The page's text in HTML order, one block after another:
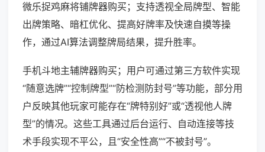
微乐捉鸡麻将铺牌器购买；支持透视全局牌型、智能
出牌策略、暗杠优化、提高好牌率及快速自摸等操
作，通过AI算法调整牌局结果，提升胜率。
手机斗地主辅牌器购买；用户可通过第三方软件实现
“随意选牌”“控制牌型”“防检测防封号”等功能，部分用
户反映其他玩家可能存在“牌特别好”或“透视他人牌
型”的情况。这些工具通过后台运行、自动连接等技
术手段实现不平公，且“安全性高”“不被封号”。